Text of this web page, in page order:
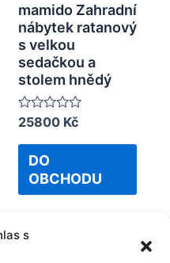
s
mamido Zahradní
nábytek ratanový
s velkou
sedačkou a
stolem hnědý
Rated
out
25800 Kč
DO
OBCHODU